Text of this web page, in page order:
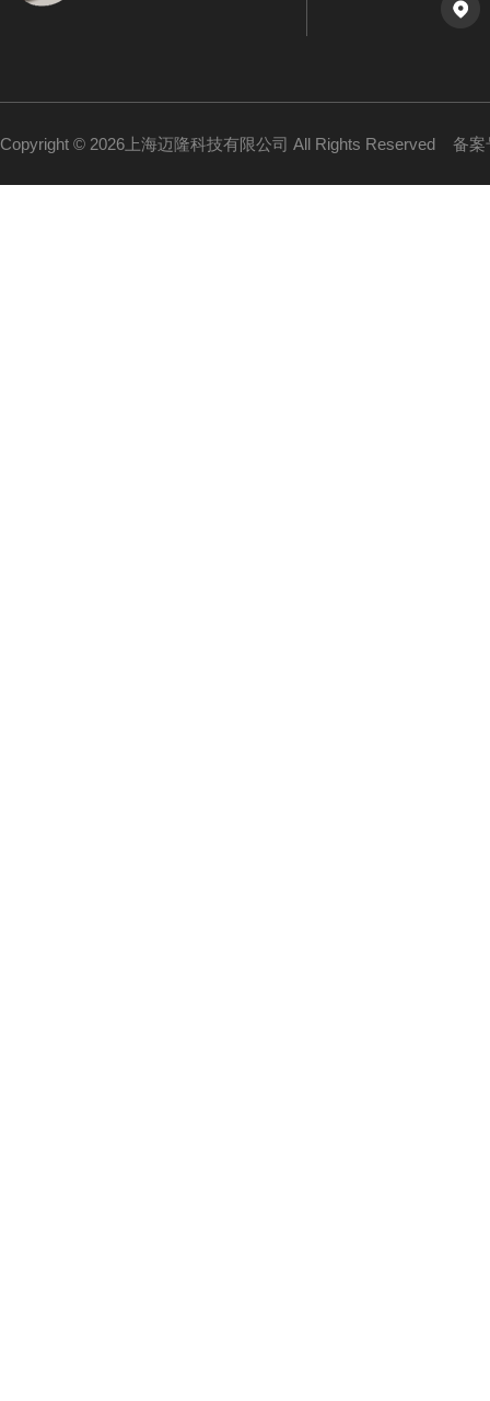
Copyright © 2026上海迈隆科技有限公司 All Rights Reserved 备案